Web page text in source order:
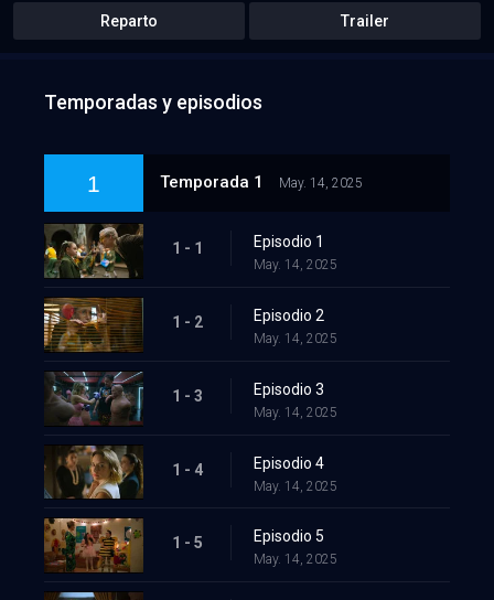
Reparto Trailer
Temporadas y episodios
1 Temporada 1 May. 14, 2025
1 - 1 Episodio 1
May. 14, 2025
1 - 2 Episodio 2
May. 14, 2025
1 - 3 Episodio 3
May. 14, 2025
1 - 4 Episodio 4
May. 14, 2025
1 - 5 Episodio 5
May. 14, 2025